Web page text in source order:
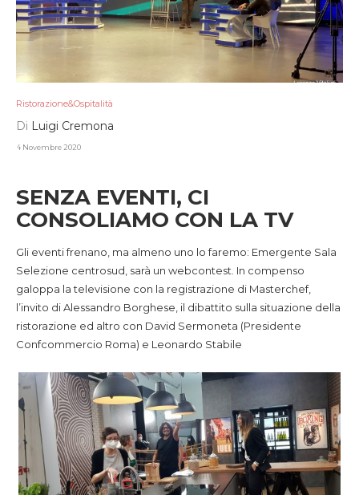
Ristorazione&Ospitalità
Di Luigi Cremona
4 Novembre 2020
SENZA EVENTI, CI
CONSOLIAMO CON LA TV
Gli eventi frenano, ma almeno uno lo faremo: Emergente Sala
Selezione centrosud, sarà un webcontest. In compenso
galoppa la televisione con la registrazione di Masterchef,
l’invito di Alessandro Borghese, il dibattito sulla situazione della
ristorazione ed altro con David Sermoneta (Presidente
Confcommercio Roma) e Leonardo Stabile